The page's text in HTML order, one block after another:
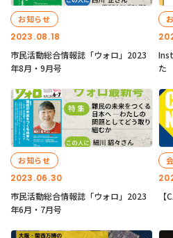
2023.08.18
お知らせ
市民活動総合情報誌「ウォロ」2023
年8月・9月号
た
2023.06.30
お知らせ
市民活動総合情報誌「ウォロ」2023
年6月・7月号